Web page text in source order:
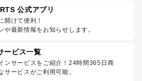
公式アプリ
開けて便利！
や最新情報をお知らせします。
ービス一覧
ンサービスをご紹介！24時間365日商
サービスがご利用可能。